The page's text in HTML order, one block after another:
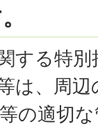
する特
は、周
の適切